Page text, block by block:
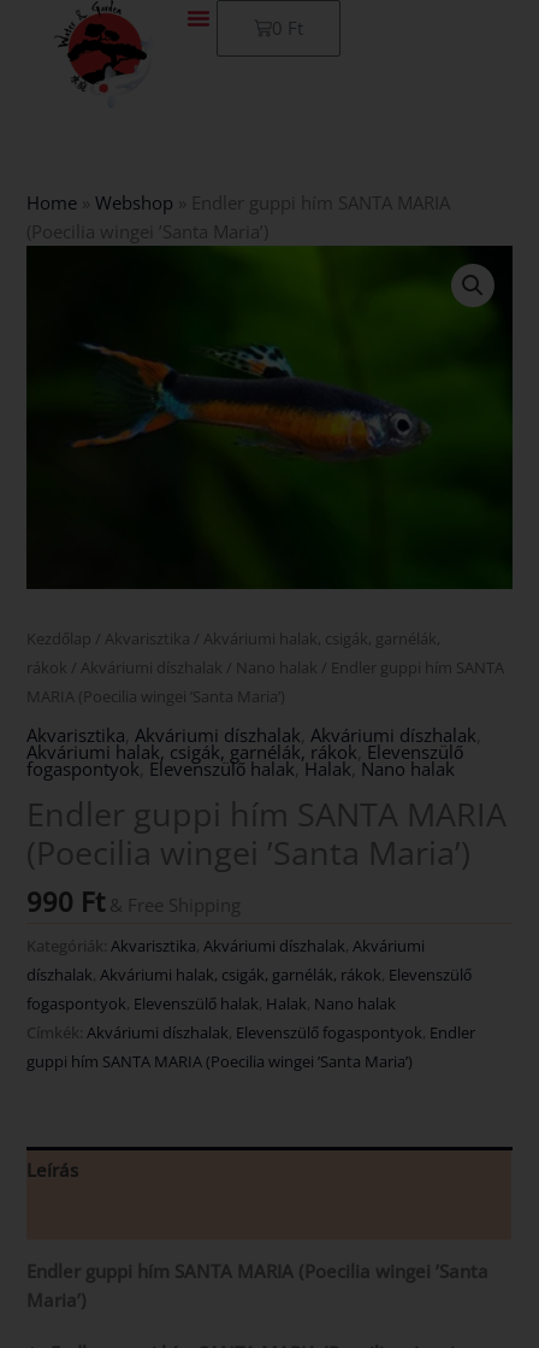
0 Ft
Kosár
Home »Webshop
Endler guppi hím SANTA MARIA
(Poecilia wingei ’Santa Maria’)
Kezdőlap / Akvarisztika / Akváriumi halak, csigák, garnélák,
rákok / Akváriumi díszhalak / Nano halak / Endler guppi hím SANTA
MARIA (Poecilia wingei ’Santa Maria’)
Akvarisztika ,Akváriumi díszhalak ,Akváriumi díszhalak
Akváriumi halak, csigák, garnélák, rákok Elevenszülő
fogaspontyok Elevenszülő halak ,Halak Nano halak
Endler guppi hím SANTA MARIA
(Poecilia wingei ’Santa Maria’)
990 Ft & Free Shipping
Kategóriák:Akvarisztika,Akváriumi díszhalak,Akváriumi
díszhalak,Akváriumi halak, csigák, garnélák, rákok, Elevenszülő
fogaspontyok, Elevenszülő halak, Halak, Nano halak
Címkék:Akváriumi díszhalak, Elevenszülő fogaspontyok, Endler
guppi hím SANTA MARIA (Poecilia wingei ’Santa Maria’)
Leírás
Endler guppi hím SANTA MARIA (Poecilia wingei ’Santa
Maria’)